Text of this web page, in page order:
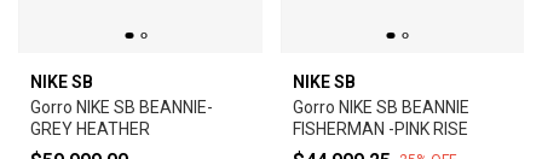
NIKE SB
Gorro NIKE SB BEANNIE-
GREY HEATHER
NIKE SB
Gorro NIKE SB BEANNIE
FISHERMAN -PINK RISE